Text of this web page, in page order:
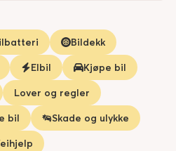
Bildekk
Elbil
Kjøpe bil
Lover og regler
bil
Skade og ulykke